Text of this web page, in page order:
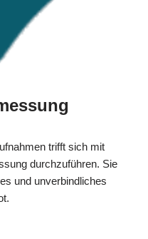
trifft sich mit
durchzuführen. Sie
und unverbindliches